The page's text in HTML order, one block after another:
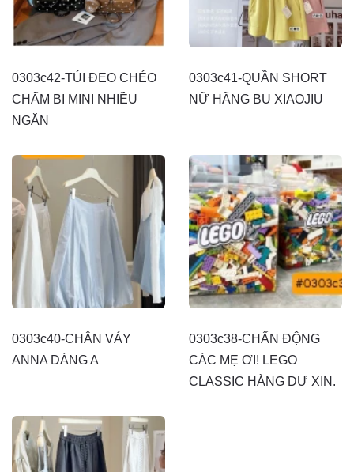
0303c42-TÚI ĐEO CHÉO
CHẤM BI MINI NHIỀU
NGĂN
0303c41-QUẦN SHORT
NỮ HÃNG BU XIAOJIU
0303c40-CHÂN VÁY
ANNA DÁNG A
0303c38-CHẤN ĐỘNG
CÁC MẸ ƠI! LEGO
CLASSIC HÀNG DƯ XỊN.